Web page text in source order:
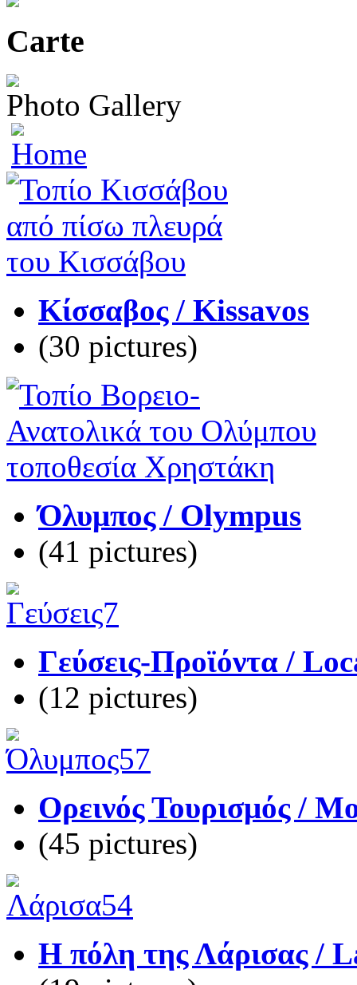
Carte
Photo Gallery
Κίσσαβος / Kissavos
(30 pictures)
Όλυμπος / Olympus
(41 pictures)
Γεύσεις-Προϊόντα /
(12 pictures)
Ορεινός Τουρισμός /
(45 pictures)
Η πόλη της Λάρισας /